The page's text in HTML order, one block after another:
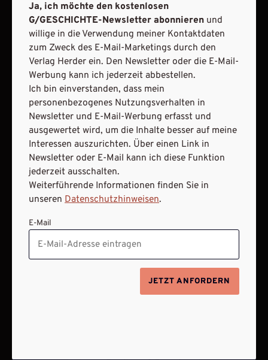
Weiterführende Informationen finden Sie in unseren
Datenschutzhinweisen.
E-Mail
JETZT ANMELDEN
AGB und Widerrufsbelehrung
VERTRAG WIDERRUFEN
Ja, ich möchte den kostenlosen
G/GESCHICHTE-Newsletter abonnieren und
willige in die Verwendung meiner Kontaktdaten
zum Zweck des E-Mail-Marketings durch den
Verlag Herder ein. Den Newsletter oder die E-Mail-
Werbung kann ich jederzeit abbestellen.
Ich bin einverstanden, dass mein
personenbezogenes Nutzungsverhalten in
Newsletter und E-Mail-Werbung erfasst und
ausgewertet wird, um die Inhalte besser auf meine
Interessen auszurichten. Über einen Link in
Newsletter oder E-Mail kann ich diese Funktion
jederzeit ausschalten.
Weiterführende Informationen finden Sie in
unseren Datenschutzhinweisen.
E-Mail
JETZT ANFORDERN